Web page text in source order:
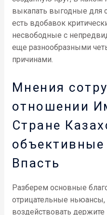
выкапать выгодные для
есть вдобавок
несвободные с
еще разнообразными
причинами.
Мнения
отношении
Стране
Впасть
Разберем основные
отрицательные
воздействовать